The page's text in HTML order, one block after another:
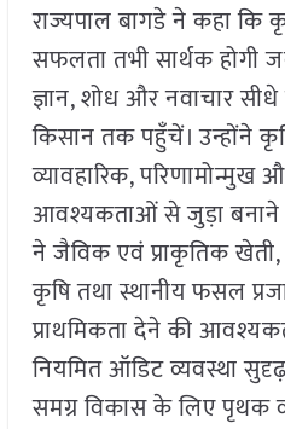
राज्यपाल बागडे ने कहा कि
सफलता तभी सार्थक होगी
ज्ञान, शोध और नवाचार
किसान तक पहुँचें। उन्होंने
व्यावहारिक, परिणामोन्मुख
आवश्यकताओं से जुड़ा बनाने
ने जैविक एवं प्राकृतिक
कृषि तथा स्थानीय फसल
प्राथमिकता देने की
नियमित ऑडिट व्यवस्था सुदृढ़
समग्र विकास के लिए पृथक